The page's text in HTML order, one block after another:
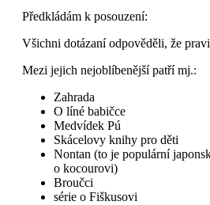
Předkládám k posouzení:
Všichni dotázaní odpověděli, že
Mezi jejich nejoblíbenější patří mj.:
Zahrada
O líné babičce
Medvídek Pú
Skácelovy knihy pro děti
Nontan (to je populární
o kocourovi)
Broučci
série o Fiškusovi